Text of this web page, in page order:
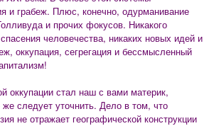
и грабеж. Плюс, конечно, одурманивание
и прочих фокусов. Никакого
человечества, никаких новых идей и
оккупация, сегрегация и бессмысленный
оккупации стал наш с вами материк,
же следует уточнить. Дело в том, что
не отражает географической конструкции